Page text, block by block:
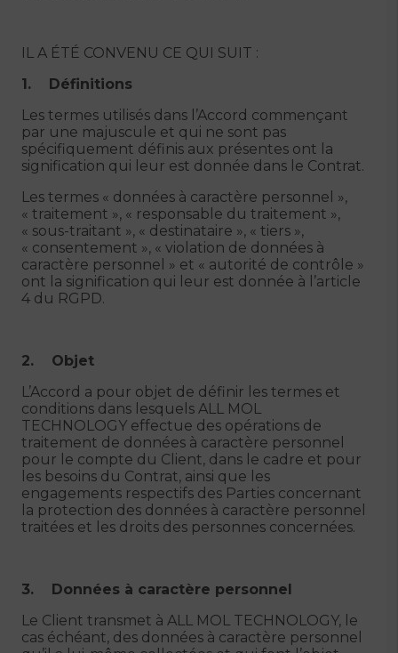
IL A ÉTÉ CONVENU CE QUI SUIT :
1. Définitions
Les termes utilisés dans l’Accord commençant
par une majuscule et qui ne sont pas
spécifiquement définis aux présentes ont la
signification qui leur est donnée dans le Contrat.
Les termes « données à caractère personnel »,
« traitement », « responsable du traitement »,
« sous-traitant », « destinataire », « tiers »,
« consentement », « violation de données à
caractère personnel » et « autorité de contrôle »
ont la signification qui leur est donnée à l’article
4 du RGPD.
2. Objet
L’Accord a pour objet de définir les termes et
conditions dans lesquels ALL MOL
TECHNOLOGY effectue des opérations de
traitement de données à caractère personnel
pour le compte du Client, dans le cadre et pour
les besoins du Contrat, ainsi que les
engagements respectifs des Parties concernant
la protection des données à caractère personnel
traitées et les droits des personnes concernées.
3. Données à caractère personnel
Le Client transmet à ALL MOL TECHNOLOGY, le
cas échéant, des données à caractère personnel